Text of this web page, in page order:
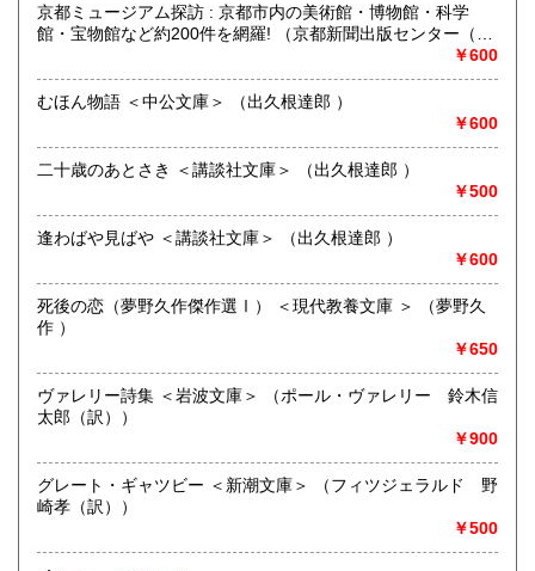
京都ミュージアム探訪 : 京都市内の美術館・博物館・科学
館・宝物館など約200件を網羅! （京都新聞出版センター（編
￥600
むほん物語 ＜中公文庫＞ （出久根達郎 ）
￥600
二十歳のあとさき ＜講談社文庫＞ （出久根達郎 ）
￥500
逢わばや見ばや ＜講談社文庫＞ （出久根達郎 ）
￥600
死後の恋（夢野久作傑作選Ⅰ） ＜現代教養文庫 ＞ （夢野久
作 ）
￥650
ヴァレリー詩集 ＜岩波文庫＞ （ポール・ヴァレリー 鈴木信
太郎（訳））
￥900
グレート・ギャツビー ＜新潮文庫＞ （フィツジェラルド 野
崎孝（訳））
￥500